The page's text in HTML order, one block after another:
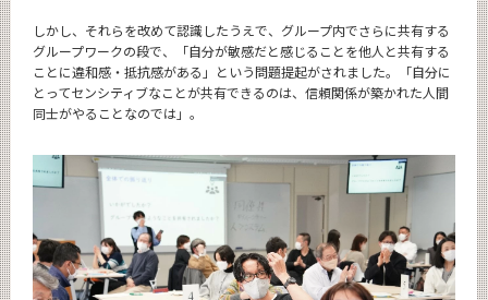
しかし、それらを改めて認識したうえで、グループ内でさらに共有する
グループワークの段で、「自分が敏感だと感じることを他人と共有する
ことに違和感・抵抗感がある」という問題提起がされました。「自分に
とってセンシティブなことが共有できるのは、信頼関係が築かれた人間
同士がやることなのでは」。